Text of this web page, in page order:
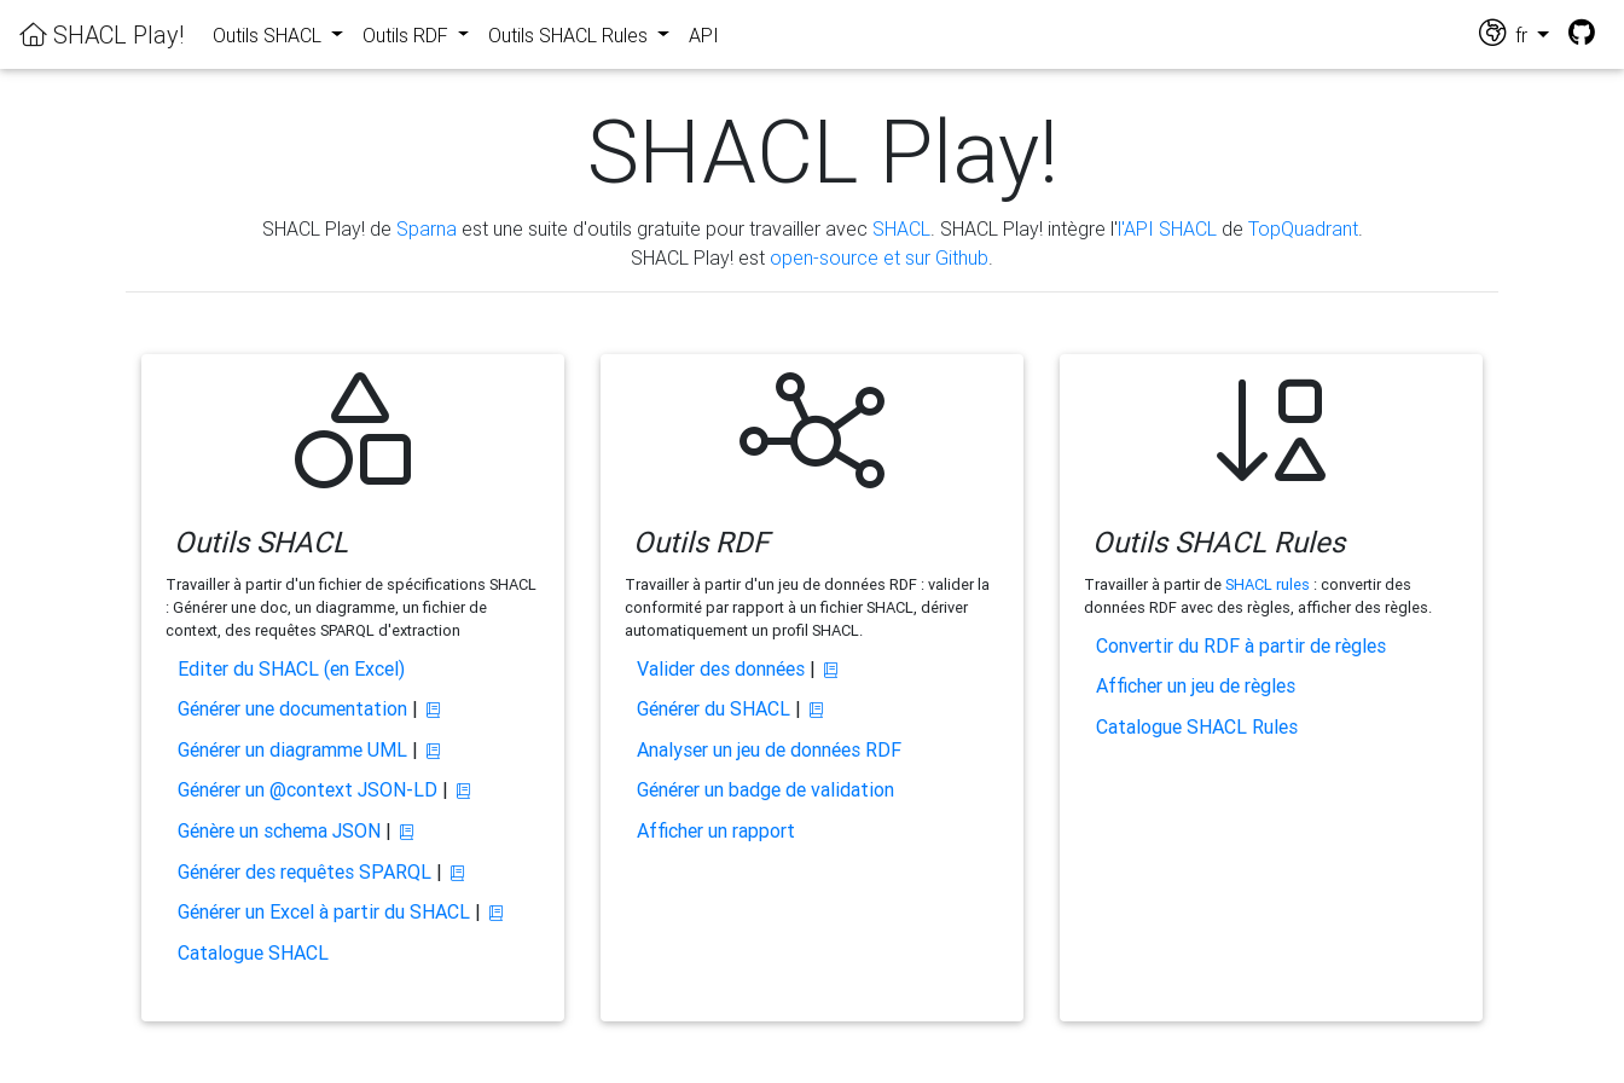
SHACL Play! Outils SHACL Outils RDF Outils SHACL Rules API fr
SHACL Play!
SHACL Play! de Sparna est une suite d'outils gratuite pour travailler avec SHACL . SHACL Play! intègre l'l'API SHACL de TopQuadrant.
SHACL Play! est open-source et sur Github
Outils SHACL
Travailler à partir d'un fichier de spécifications SHACL
: Générer une doc, un diagramme, un fichier de
context, des requêtes SPARQL d'extraction
Editer du SHACL (en Excel)
Générer une documentation|
Générer un diagramme UML|
Générer un @context JSON-LD|
Génère un schema JSON|
Générer des requêtes SPARQL|
Générer un Excel à partir du SHACL|
Catalogue SHACL
Outils RDF
Travailler à partir d'un jeu de données RDF : valider la
conformité par rapport à un fichier SHACL, dériver
automatiquement un profil SHACL.
Valider des données|
Générer du SHACL|
Analyser un jeu de données RDF
Générer un badge de validation
Afficher un rapport
Outils SHACL Rules
Travailler à partir deSHACL rules : convertir des
données RDF avec des règles, afficher des règles.
Convertir du RDF à partir de règles
Afficher un jeu de règles
Catalogue SHACL Rules